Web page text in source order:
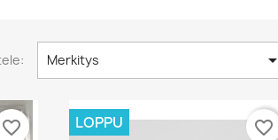
Merkitys 
favorite_border LOPPU favorite_border